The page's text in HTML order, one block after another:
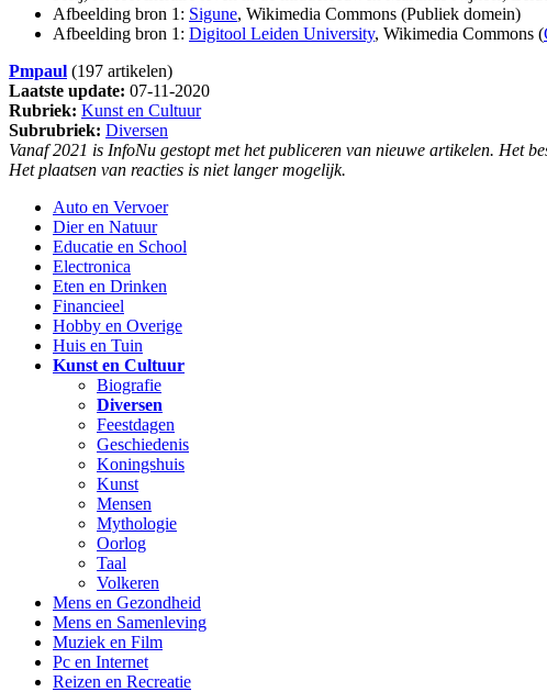
Afbeelding bron 1: Sigune, Wikimedia Commons (Publiek domein)
Afbeelding bron 1: Digitool Leiden University, Wikimedia Commons (
Pmpaul (197 artikelen)
Laatste update: 07-11-2020
Rubriek: Kunst en Cultuur
Subrubriek: Diversen
Vanaf 2021 is InfoNu gestopt met het publiceren van nieuwe artikelen. Het
Het plaatsen van reacties is niet langer mogelijk.
Auto en Vervoer
Dier en Natuur
Educatie en School
Electronica
Eten en Drinken
Financieel
Hobby en Overige
Huis en Tuin
Kunst en Cultuur
Biografie
Diversen
Feestdagen
Geschiedenis
Koningshuis
Kunst
Mensen
Mythologie
Oorlog
Taal
Volkeren
Mens en Gezondheid
Mens en Samenleving
Muziek en Film
Pc en Internet
Reizen en Recreatie